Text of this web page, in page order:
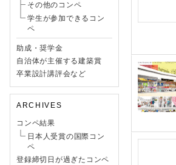
その他のコンペ
学生が参加できるコン
ペ
助成・奨学金
自治体が主催する建築賞
卒業設計講評会など
ARCHIVES
コンペ結果
日本人受賞の国際コン
ペ
登録締切日が過ぎたコンペ